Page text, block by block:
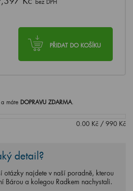
bez DPH
PŘIDAT DO KOŠÍKU
a máte DOPRAVU ZDARMA.
0.00 Kč / 990 Kč
detail?
otázky najdete v naší poradně, kterou
Bárou a kolegou Radkem nachystali.